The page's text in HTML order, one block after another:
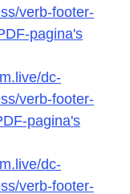
verb-footer-
pagina's
dc-
verb-footer-
pagina's
dc-
verb-footer-